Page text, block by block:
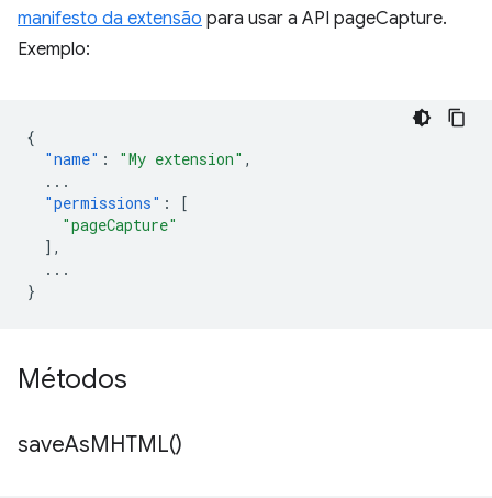
manifesto da extensão para usar a API pageCapture.
Exemplo:
{
"name" : "My extension" ,
...
"permissions" :
[
"pageCapture"
],
...
}
Métodos
saveAsMHTML()